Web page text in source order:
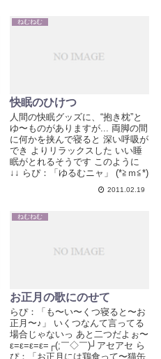
ねむねむ
快眠のひけつ
人間の快眠グッズに、“抱き枕”と
ゆ〜ものがありますが... 両脚の間
に何かを挟んで寝ると 深い呼吸が
でき よりリラックスした いい睡
眠がとれるそうです このように
↓↓ らぴ：「ゆるむニャ」 (*≧ｍ≦*)
2011.02.19
ねむねむ
お正月の歌にのせて
らぴ：「も〜い〜くつ寝ると〜お
正月〜♪」 いくつなんて言ってる
場合じゃないっ あと二つだよぉ〜
ε=ε=ε=ε=┌(;￣◇￣)┘アセアセ ら
ぴ：「お正月には鶏食って〜猫缶